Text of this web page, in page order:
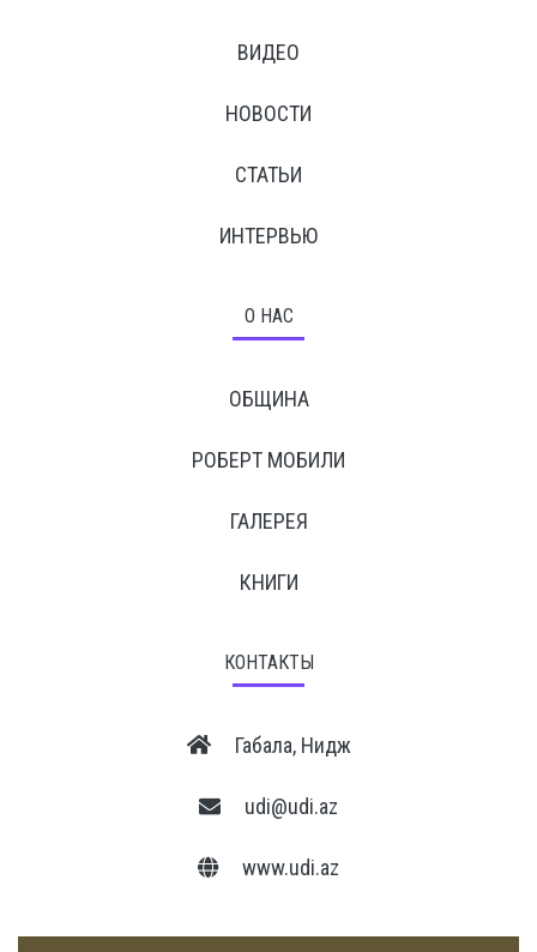
ВИДЕО
НОВОСТИ
СТАТЬИ
ИНТЕРВЬЮ
О НАС
ОБЩИНА
РОБЕРТ МОБИЛИ
ГАЛЕРЕЯ
КНИГИ
КОНТАКТЫ
Габала, Нидж
udi@udi.az
www.udi.az